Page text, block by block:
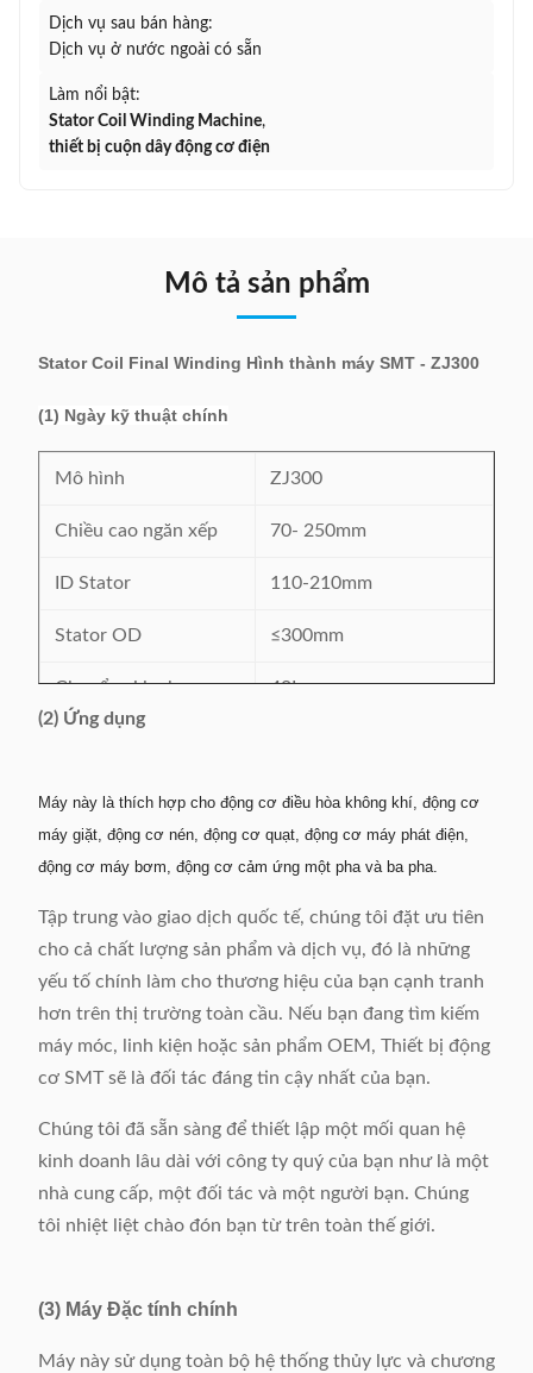
Dịch vụ sau bán hàng:
Dịch vụ ở nước ngoài có sẵn
Làm nổi bật:
Stator Coil Winding Machine,
thiết bị cuộn dây động cơ điện
Mô tả sản phẩm
Stator Coil Final Winding Hình thành máy SMT - ZJ300
(1) Ngày kỹ thuật chính
Mô hình ZJ300
Chiều cao ngăn xếp 70- 250mm
ID Stator 110-210mm
Stator OD ≤300mm
Chuyển xi lanh 40L
Trọng lượng máy Khoảng 2300kg
Kích thước máy
(LxWxH)
L3726x W1251 x
H2111mm
(2) Ứng dụng
Máy này là thích hợp cho động cơ điều hòa không khí, động cơ
máy giặt, động cơ nén, động cơ quạt, động cơ máy phát điện,
động cơ máy bơm, động cơ cảm ứng một pha và ba pha.
Tập trung vào giao dịch quốc tế, chúng tôi đặt ưu tiên
cho cả chất lượng sản phẩm và dịch vụ, đó là những
yếu tố chính làm cho thương hiệu của bạn cạnh tranh
hơn trên thị trường toàn cầu. Nếu bạn đang tìm kiếm
máy móc, linh kiện hoặc sản phẩm OEM, Thiết bị động
cơ SMT sẽ là đối tác đáng tin cậy nhất của bạn.
Chúng tôi đã sẵn sàng để thiết lập một mối quan hệ
kinh doanh lâu dài với công ty quý của bạn như là một
nhà cung cấp, một đối tác và một người bạn. Chúng
tôi nhiệt liệt chào đón bạn từ trên toàn thế giới.
(3) Máy Đặc tính chính
Máy này sử dụng toàn bộ hệ thống thủy lực và chương